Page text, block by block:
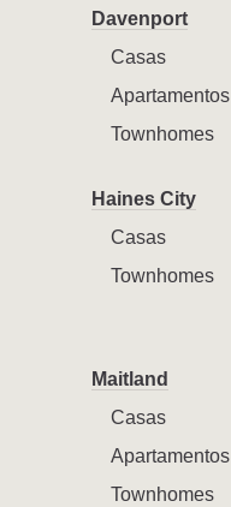
Davenport
Casas
Apartamentos
Townhomes
Haines City
Casas
Townhomes
Maitland
Casas
Apartamentos
Townhomes